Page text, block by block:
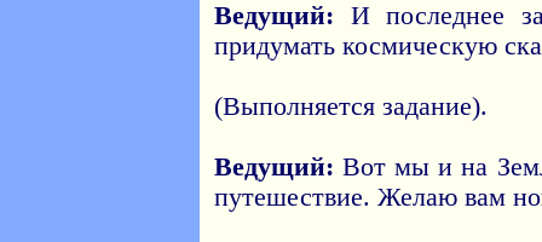
Ведущий: И последнее
придумать космическую
(Выполняется задание).
Ведущий: Вот мы и на
путешествие. Желаю вам